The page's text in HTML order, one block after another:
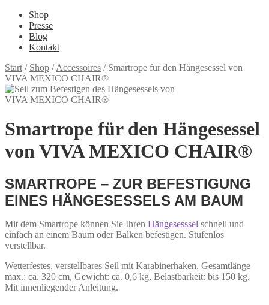
Shop
Presse
Blog
Kontakt
Start / Shop /Accessoires / Smartrope für den Hängesessel von
VIVA MEXICO CHAIR®
Smartrope für den Hängesessel
von VIVA MEXICO CHAIR®
SMARTROPE – ZUR BEFESTIGUNG
EINES HÄNGESESSELS AM BAUM
Mit dem Smartrope können Sie Ihren Hängesesssel schnell und
einfach an einem Baum oder Balken befestigen. Stufenlos
verstellbar.
Wetterfestes, verstellbares Seil mit Karabinerhaken. Gesamtlänge
max.: ca. 320 cm, Gewicht: ca. 0,6 kg, Belastbarkeit: bis 150 kg.
Mit innenliegender Anleitung.